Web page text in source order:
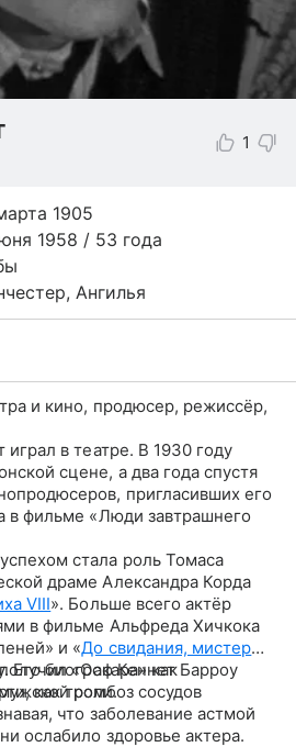
1
1905
1958 / 53 года
Ангилья
и кино, продюсер, режиссёр,
в театре. В 1930 году
сцене, а два года спустя
пригласивших его
в фильме «Люди завтрашнего
стала роль Томаса
драме Александра Корда
VIII». Больше всего актёр
в фильме Альфреда Хичкока
и «До свидания, мистер
«Оскара» как
роли.
Его биограф Кеннет Барроу
как тромбоз сосудов
что заболевание астмой
ослабило здоровье актера.